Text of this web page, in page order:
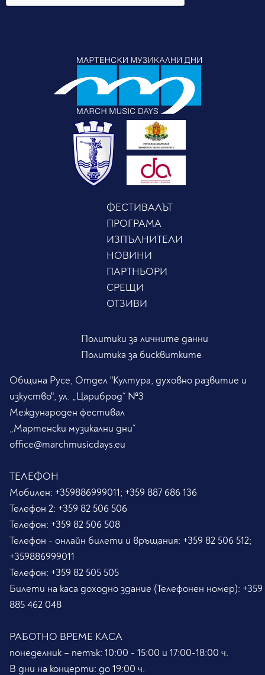
ФЕСТИВАЛЪТ
ПРОГРАМА
ИЗПЪЛНИТЕЛИ
НОВИНИ
ПАРТНЬОРИ
СРЕЩИ
ОТЗИВИ
Политики за личните данни
Политика за бисквитките
Община Русе, Отдел "Култура, духовно развитие и
изкуство", ул. „Цариброд“ №3
Международен фестивал
„Мартенски музикални дни“
office@marchmusicdays.eu
ТЕЛЕФОН
Мобилен: +359886999011; +359 887 686 136
Телефон 2: +359 82 506 506
Телефон: +359 82 506 508
Телефон - онлайн билети и връщания: +359 82 506 512;
+359886999011
Телефон: +359 82 505 505
Билети на каса доходно здание (Телефонен номер): +359
885 462 048
РАБОТНО ВРЕМЕ КАСА
понеделник – петък: 10:00 - 15:00 и 17:00-18:00 ч.
В дни на концерти: до 19:00 ч.